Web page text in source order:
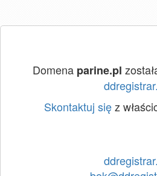
Domena parine.pl
Skontaktuj sięz